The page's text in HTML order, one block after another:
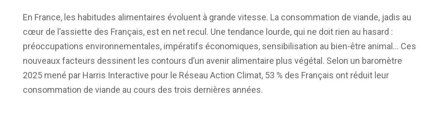
En France, les habitudes alimentaires évoluent à grande vitesse. La consommation de viande, jadis au
cœur de l’assiette des Français, est en net recul. Une tendance lourde, qui ne doit rien au hasard :
préoccupations environnementales, impératifs économiques, sensibilisation au bien-être animal… Ces
nouveaux facteurs dessinent les contours d’un avenir alimentaire plus végétal. Selon un baromètre
2025 mené par Harris Interactive pour le Réseau Action Climat, 53 % des Français ont réduit leur
consommation de viande au cours des trois dernières années.